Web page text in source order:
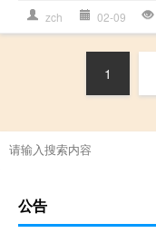
zch 02-09
1
公告